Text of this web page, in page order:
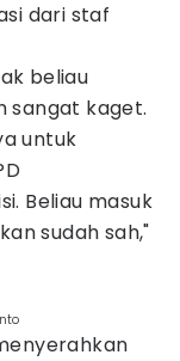
dari staf
beliau
sangat kaget.
untuk
Beliau masuk
sudah sah,"